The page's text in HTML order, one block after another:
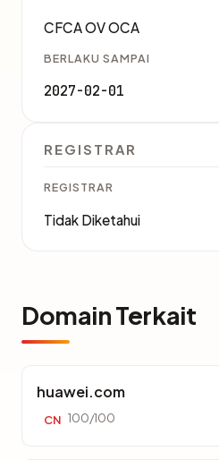
CFCA OV OCA
BERLAKU SAMPAI
2027-02-01
REGISTRAR
REGISTRAR
Tidak Diketahui
Domain Terkait
huawei.com
CN 100/100